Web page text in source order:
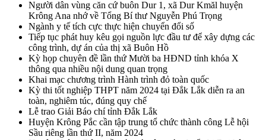
Người dân vùng căn cứ buôn Dur 1, xã Dur Kmăl huyện
Krông Ana nhớ về Tổng Bí thư Nguyễn Phú Trọng
Ngành y tế tích cực thực hiện chuyển đổi số
Tiếp tục phát huy kêu gọi nguồn lực đầu tư để xây dựng các
công trình, dự án của thị xã Buôn Hồ
Kỳ họp chuyên đề lần thứ Mười ba HĐND tỉnh khóa X
thông qua nhiều nội dung quan trọng
Khai mạc chương trình Hành trình đỏ toàn quốc
Kỳ thi tốt nghiệp THPT năm 2024 tại Đắk Lắk diễn ra an
toàn, nghiêm túc, đúng quy chế
Lễ trao Giải Báo chí tỉnh Đắk Lắk
Huyện Krông Pắc cần tập trung tổ chức thành công Lễ hội
Sầu riêng lần thứ II, năm 2024